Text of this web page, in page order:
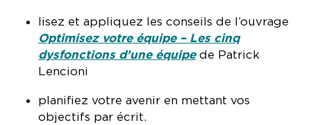
lisez et appliquez les conseils de l’ouvrage
Optimisez votre équipe – Les cinq
dysfonctions d’une équipede Patrick
Lencioni
planifiez votre avenir en mettant vos
objectifs par écrit.